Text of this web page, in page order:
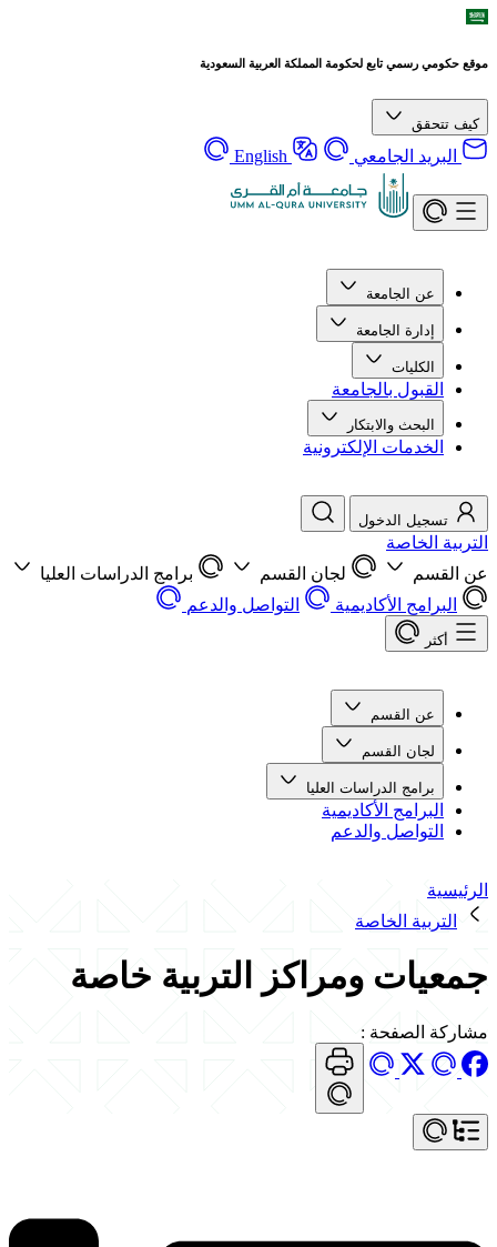
موقع حكومي رسمي تابع لحكومة المملكة العربية السعودية
كيف تتحقق
البريد الجامعي English
عن الجامعة
إدارة الجامعة
الكليات
القبول بالجامعة
البحث والابتكار
الخدمات الإلكترونية
تسجيل الدخول
التربية الخاصة
عن القسم
لجان القسم
برامج الدراسات العليا
البرامج الأكاديمية
التواصل والدعم
أكثر
عن القسم
لجان القسم
برامج الدراسات العليا
البرامج الأكاديمية
التواصل والدعم
الرئيسية
التربية الخاصة
جمعيات ومراكز التربية خاصة
مشاركة الصفحة :